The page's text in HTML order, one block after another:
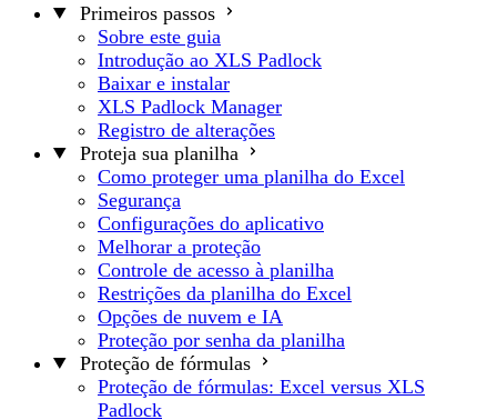
Primeiros passos
Sobre este guia
Introdução ao XLS Padlock
Baixar e instalar
XLS Padlock Manager
Registro de alterações
Proteja sua planilha
Como proteger uma planilha do Excel
Segurança
Configurações do aplicativo
Melhorar a proteção
Controle de acesso à planilha
Restrições da planilha do Excel
Opções de nuvem e IA
Proteção por senha da planilha
Proteção de fórmulas
Proteção de fórmulas: Excel versus XLS
Padlock